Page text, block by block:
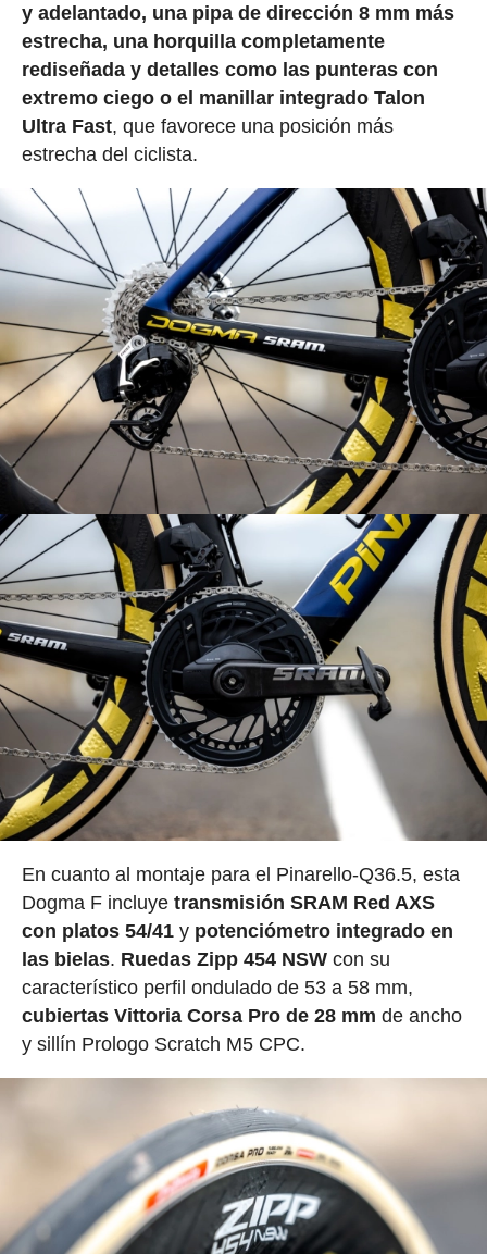
y adelantado, una pipa de dirección 8 mm más
estrecha, una horquilla completamente
rediseñada y detalles como las punteras con
extremo ciego o el manillar integrado Talon
Ultra Fast, que favorece una posición más
estrecha del ciclista.
En cuanto al montaje para el Pinarello-Q36.5, esta
Dogma F incluyetransmisión SRAM Red AXS
con platos 54/41y potenciómetro integrado en
las bielas. Ruedas Zipp 454 NSWcon su
característico perfil ondulado de 53 a 58 mm,
cubiertas Vittoria Corsa Pro de 28 mm de ancho
y sillín Prologo Scratch M5 CPC.